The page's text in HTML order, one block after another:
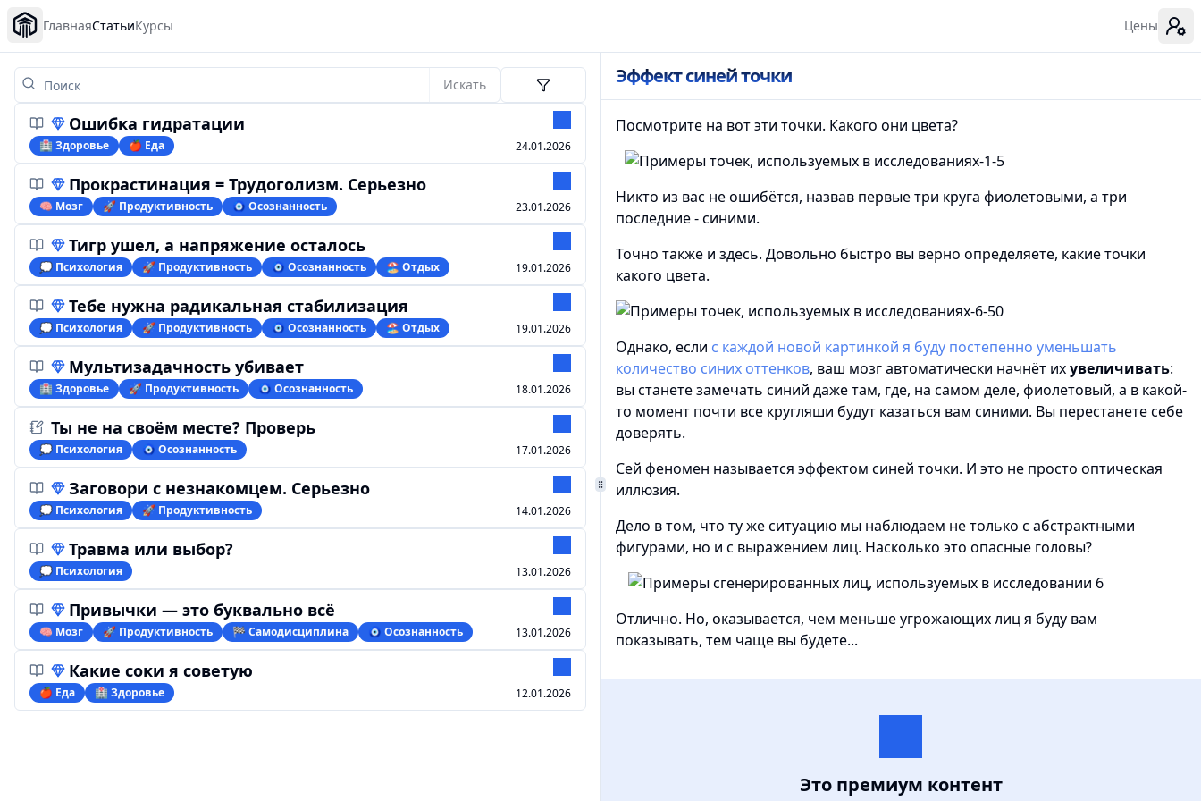
ГлавнаяСтатьиКурсы Цены
Эффект синей точки
Посмотрите на вот эти точки. Какого они цвета?
Никто из вас не ошибётся, назвав первые три круга фиолетовыми, а три
последние - синими.
Точно также и здесь. Довольно быстро вы верно определяете, какие точки
какого цвета.
Однако, если с каждой новой картинкой я буду постепенно уменьшать
количество синих оттенков, ваш мозг автоматически начнёт ихувеличивать:
вы станете замечать синий даже там, где, на самом деле, фиолетовый, а в какой-
то момент почти все кругляши будут казаться вам синими. Вы перестанете себе
доверять.
Сей феномен называется эффектом синей точки. И это не просто оптическая
иллюзия.
Дело в том, что ту же ситуацию мы наблюдаем не только с абстрактными
фигурами, но и с выражением лиц. Насколько это опасные головы?
Отлично. Но, оказывается, чем меньше угрожающих лиц я буду вам
показывать, тем чаще вы будете...
Это премиум контент
Искать
Ошибка гидратации
🏥 Здоровье 🍎 Еда 24.01.2026
Прокрастинация = Трудоголизм. Серьезно
🧠 Мозг 🚀 Продуктивность 🧿 Осознанность 23.01.2026
Тигр ушел, а напряжение осталось
💭 Психология 🚀 Продуктивность 🧿 Осознанность 🏖️ Отдых 19.01.2026
Тебе нужна радикальная стабилизация
💭 Психология 🚀 Продуктивность 🧿 Осознанность 🏖️ Отдых 19.01.2026
Мультизадачность убивает
🏥 Здоровье 🚀 Продуктивность 🧿 Осознанность 18.01.2026
Ты не на своём месте? Проверь
💭 Психология 🧿 Осознанность 17.01.2026
Заговори с незнакомцем. Серьезно
💭 Психология 🚀 Продуктивность 14.01.2026
Травма или выбор?
💭 Психология 13.01.2026
Привычки — это буквально всё
🧠 Мозг 🚀 Продуктивность 🏁 Самодисциплина 🧿 Осознанность 13.01.2026
Какие соки я советую
🍎 Еда 🏥 Здоровье 12.01.2026